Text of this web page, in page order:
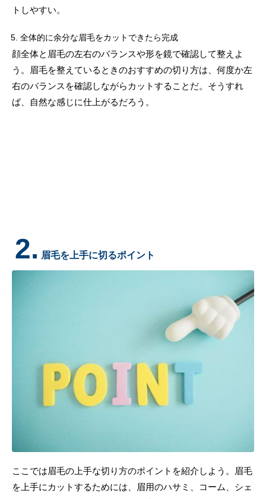
トしやすい。
全体的に余分な眉毛をカットできたら完成
顔全体と眉毛の左右のバランスや形を鏡で確認して整えよ
う。眉毛を整えているときのおすすめの切り方は、何度か左
右のバランスを確認しながらカットすることだ。そうすれ
ば、自然な感じに仕上がるだろう。
2. 眉毛を上手に切るポイント
ここでは眉毛の上手な切り方のポイントを紹介しよう。眉毛
を上手にカットするためには、眉用のハサミ、コーム、シェ